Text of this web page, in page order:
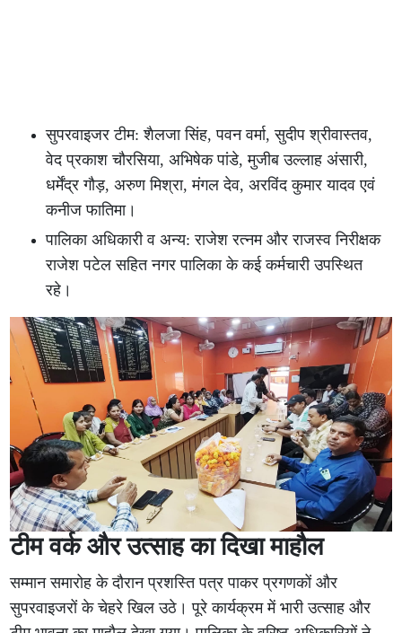
सुपरवाइजर टीम: शैलजा सिंह, पवन वर्मा, सुदीप श्रीवास्तव,
वेद प्रकाश चौरसिया, अभिषेक पांडे, मुजीब उल्लाह अंसारी,
धर्मेंद्र गौड़, अरुण मिश्रा, मंगल देव, अरविंद कुमार यादव एवं
कनीज फातिमा।
पालिका अधिकारी व अन्य: राजेश रत्नम और राजस्व निरीक्षक
राजेश पटेल सहित नगर पालिका के कई कर्मचारी उपस्थित
रहे।
टीम वर्क और उत्साह का दिखा माहौल
सम्मान समारोह के दौरान प्रशस्ति पत्र पाकर प्रगणकों और
सुपरवाइजरों के चेहरे खिल उठे। पूरे कार्यक्रम में भारी उत्साह और